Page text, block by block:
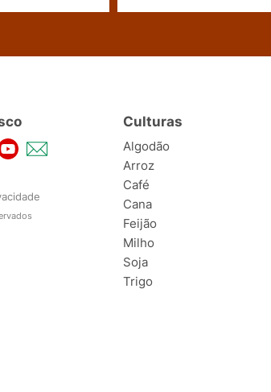
Culturas
Algodão
Arroz
Café
Cana
Feijão
Milho
Soja
Trigo